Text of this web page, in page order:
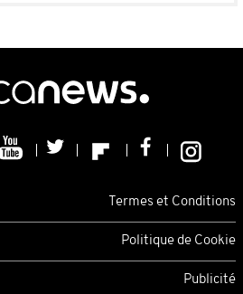
Termes et Conditions
Politique de Cookie
Publicité